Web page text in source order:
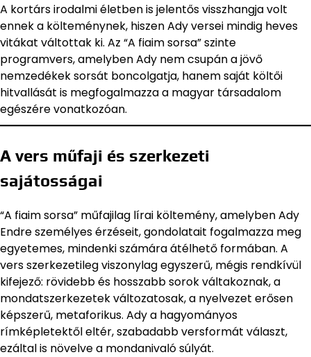
A kortárs irodalmi életben is jelentős visszhangja volt
ennek a költeménynek, hiszen Ady versei mindig heves
vitákat váltottak ki. Az “A fiaim sorsa” szinte
programvers, amelyben Ady nem csupán a jövő
nemzedékek sorsát boncolgatja, hanem saját költői
hitvallását is megfogalmazza a magyar társadalom
egészére vonatkozóan.
A vers műfaji és szerkezeti
sajátosságai
“A fiaim sorsa” műfajilag lírai költemény, amelyben Ady
Endre személyes érzéseit, gondolatait fogalmazza meg
egyetemes, mindenki számára átélhető formában. A
vers szerkezetileg viszonylag egyszerű, mégis rendkívül
kifejező: rövidebb és hosszabb sorok váltakoznak, a
mondatszerkezetek változatosak, a nyelvezet erősen
képszerű, metaforikus. Ady a hagyományos
rímképletektől eltér, szabadabb versformát választ,
ezáltal is növelve a mondanivaló súlyát.